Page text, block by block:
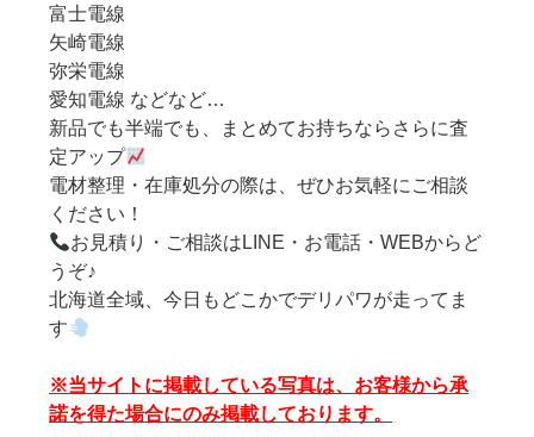
富士電線
矢崎電線
弥栄電線
愛知電線 などなど…
新品でも半端でも、まとめてお持ちならさらに査
定アップ
電材整理・在庫処分の際は、ぜひお気軽にご相談
ください！
お見積り・ご相談はLINE・お電話・WEBからど
うぞ♪
北海道全域、今日もどこかでデリパワが走ってま
す
※当サイトに掲載している写真は、お客様から承
諾を得た場合にのみ掲載しております。